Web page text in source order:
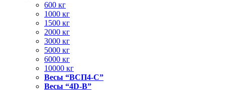
600 кг
1000 кг
1500 кг
2000 кг
3000 кг
5000 кг
6000 кг
10000 кг
Весы “ВСП4-С”
Весы “4D-В”